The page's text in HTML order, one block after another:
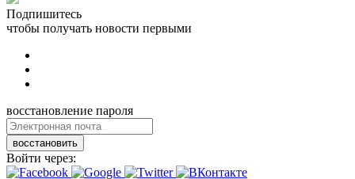
Подпишитесь
чтобы получать новости первыми
восстановление пароля
восстановить
Войти через: